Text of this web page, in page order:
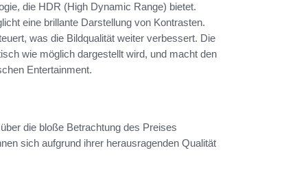
die HDR (High Dynamic Range) bietet.
eine brillante Darstellung von Kontrasten.
was die Bildqualität weiter verbessert. Die
wie möglich dargestellt wird, und macht den
Entertainment.
die bloße Betrachtung des Preises
sich aufgrund ihrer herausragenden Qualität